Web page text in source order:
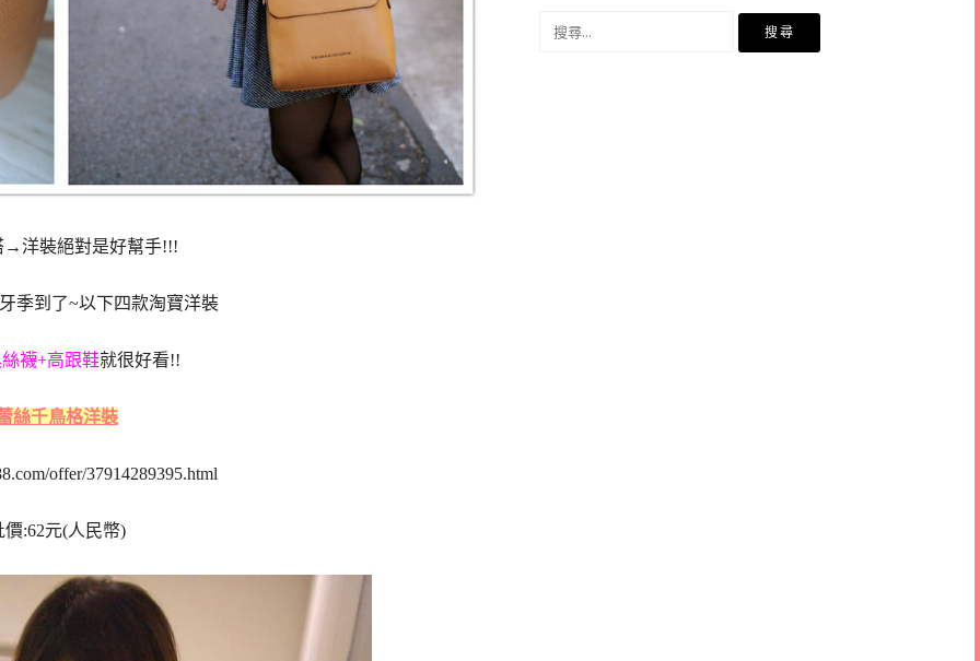
→洋裝絕對是好幫手!!!
季到了~以下四款淘寶洋裝
襪+高跟鞋就很好看!!
絲千鳥格洋裝
offer/37914289395.html
價:62元(人民幣)